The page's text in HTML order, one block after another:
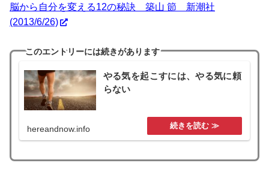
脳から自分を変える12の秘訣 築山 節 新潮社
(2013/6/26)
このエントリーには続きがあります
やる気を起こすには、やる気に頼
らない
hereandnow.info